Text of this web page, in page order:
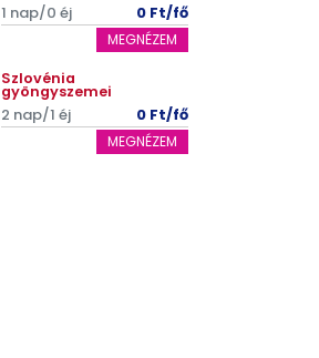
1 nap/0 éj 0 Ft/fő
MEGNÉZEM
Szlovénia
gyöngyszemei
2 nap/1 éj 0 Ft/fő
MEGNÉZEM